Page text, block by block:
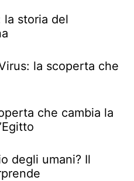
la storia del
la scoperta che
che cambia la
degli umani? Il